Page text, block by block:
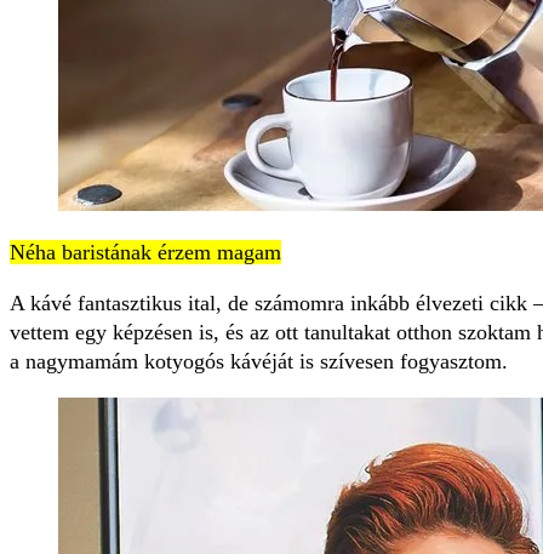
Néha baristának érzem magam
A kávé fantasztikus ital, de számomra inkább élvezeti cikk
vettem egy képzésen is, és az ott tanultakat otthon
a nagymamám kotyogós kávéját is szívesen fogyasztom.